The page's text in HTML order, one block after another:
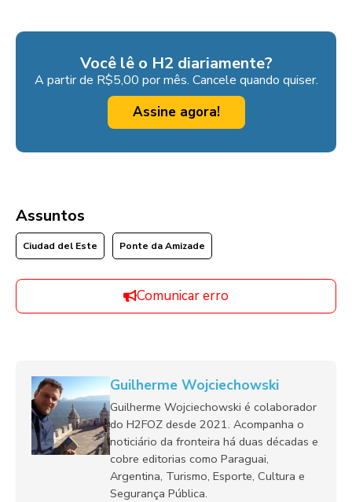
Você lê o H2 diariamente?
A partir de R$5,00 por mês. Cancele quando quiser.
Assine agora!
Assuntos
Ciudad del Este Ponte da Amizade
Comunicar erro
Guilherme Wojciechowski
Guilherme Wojciechowski é colaborador
do H2FOZ desde 2021. Acompanha o
noticiário da fronteira há duas décadas e
cobre editorias como Paraguai,
Argentina, Turismo, Esporte, Cultura e
Segurança Pública.